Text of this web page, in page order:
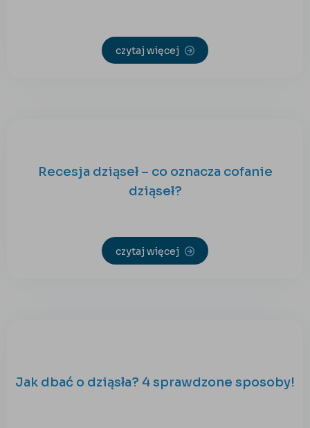
czytaj więcej
Recesja dziąseł – co oznacza cofanie
dziąseł?
czytaj więcej
Jak dbać o dziąsła? 4 sprawdzone sposoby!